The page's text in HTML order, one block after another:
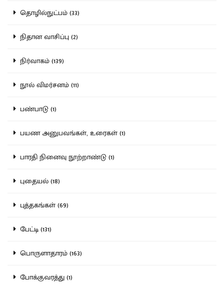
தொழில்நுட்பம் (33)
நிதான வாசிப்பு (2)
நிர்வாகம் (139)
நூல் விமர்சனம் (11)
பண்பாடு (1)
பயண அனுபவங்கள், உரைகள் (1)
பாரதி நினைவு நூற்றாண்டு (1)
புதையல் (18)
புத்தகங்கள் (69)
பேட்டி (131)
பொருளாதாரம் (163)
போக்குவரத்து (1)